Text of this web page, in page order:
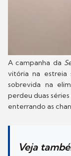
A campanha da
vitória na estreia
sobrevida na
perdeu duas
enterrando as
Veja